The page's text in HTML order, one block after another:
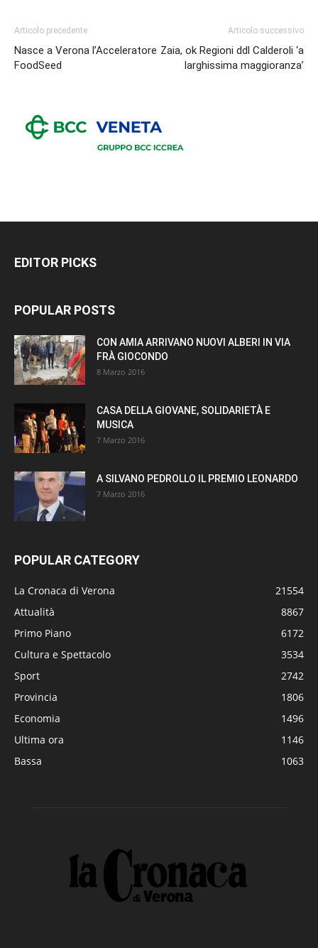
Articolo precedente
Nasce a Verona l’Acceleratore
FoodSeed
Articolo successivo
Zaia, ok Regioni ddl Calderoli ‘a
larghissima maggioranza’
EDITOR PICKS
POPULAR POSTS
CON AMIA ARRIVANO NUOVI ALBERI IN VIA
FRÀ GIOCONDO
8 Marzo 2016
CASA DELLA GIOVANE, SOLIDARIETÀ E
MUSICA
7 Marzo 2016
A SILVANO PEDROLLO IL PREMIO LEONARDO
7 Marzo 2016
POPULAR CATEGORY
La Cronaca di Verona
21554
Attualità
8867
Primo Piano
6172
Cultura e Spettacolo
3534
Sport
2742
Provincia
1806
Economia
1496
Ultima ora
1146
Bassa
1063